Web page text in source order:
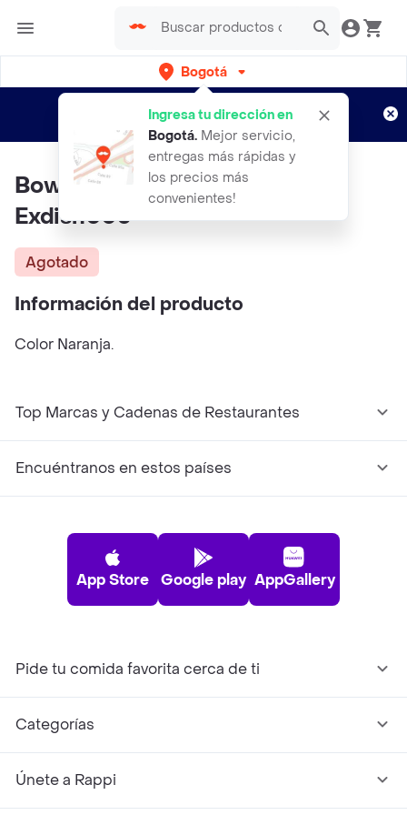
Bogotá
Ingresa tu dirección en
Bogotá. Mejor servicio,
entregas más rápidas y
los precios más
convenientes!
envíos gratis por semanas
Aplican TyC
Bowl Eco En Fibra De Bambu
Exdish005
Agotado
Información del producto
Color Naranja.
Top Marcas y Cadenas de Restaurantes
Encuéntranos en estos países
App Store Google play AppGallery
Pide tu comida favorita cerca de ti
Categorías
Únete a Rappi